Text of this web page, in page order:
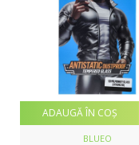
BLUEO
ADAUGĂ ÎN COŞ